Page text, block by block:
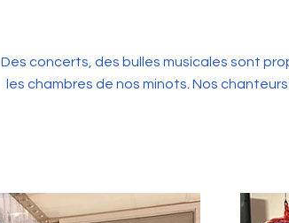
Des concerts, des bulles musicales sont
les chambres de nos minots. Nos